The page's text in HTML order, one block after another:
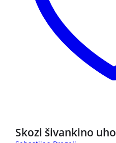
Skozi šivankino uho